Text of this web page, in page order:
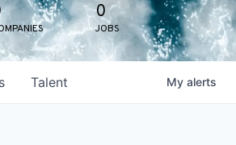
0
JOBS
Talent My alerts